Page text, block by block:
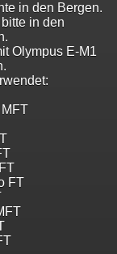
in den Bergen.
in den
Olympus E-M1
FT